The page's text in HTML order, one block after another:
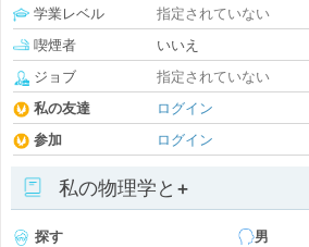
学業レベル
指定されていない
喫煙者
いいえ
ジョブ
指定されていない
私の友達
ログイン
参加
ログイン
私の物理学と+
探す
男